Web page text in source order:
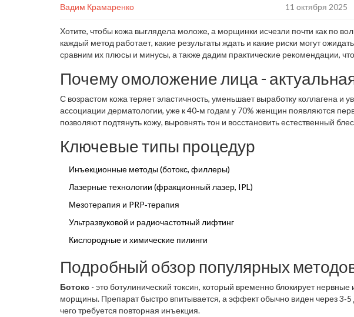
Вадим Крамаренко 11 октября 2025
Хотите, чтобы кожа выглядела моложе, а морщинки исчезли почти как по
каждый метод работает, какие результаты ждать и какие риски могут
сравним их плюсы и минусы, а также дадим практические рекомендации,
Почему омоложение лица -
С возрастом кожа теряет эластичность, уменьшает выработку коллагена и
ассоциации дерматологии, уже к 40‑м годам у 70% женщин появляются
позволяют подтянуть кожу, выровнять тон и восстановить естественный
Ключевые типы процедур
Инъекционные методы (ботокс, филлеры)
Лазерные технологии (фракционный лазер, IPL)
Мезотерапия и PRP‑терапия
Ультразвуковой и радиочастотный лифтинг
Кислородные и химические пилинги
Подробный обзор популярных
Ботокс - это ботулинический токсин, который временно блокирует
морщины. Препарат быстро впитывается, а эффект обычно виден через 3‑5
чего требуется повторная инъекция.